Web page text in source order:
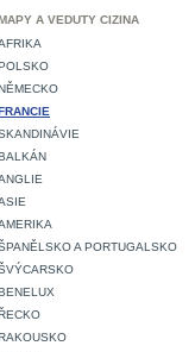
A VEDUTY CIZINA
A PORTUGALSKO